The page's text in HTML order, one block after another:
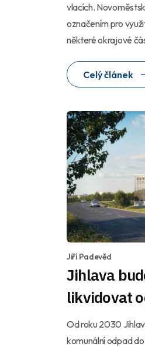
vlacích.
označením pro
některé okrajové
Celý článek
Jiří Padevěd
Jihlava
likvidovat
Od roku 2030
komunální odpad